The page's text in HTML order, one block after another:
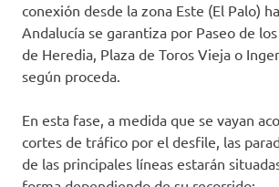
conexión desde la zona Este (El Palo)
Andalucía se garantiza por Paseo de
de Heredia, Plaza de Toros Vieja o
según proceda.
En esta fase, a medida que se vayan
cortes de tráfico por el desfile, las
de las principales líneas estarán